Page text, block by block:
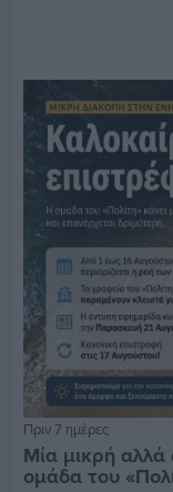
Πριν 7 ημέρες
Μία μικρή αλλά
ομάδα του